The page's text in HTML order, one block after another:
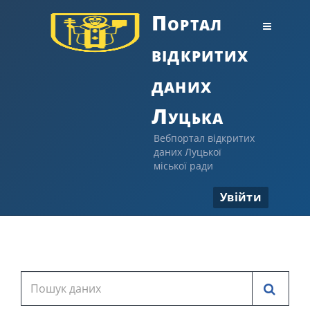
Портал
відкритих
даних
Луцька
Вебпортал відкритих
даних Луцької
міської ради
Увійти